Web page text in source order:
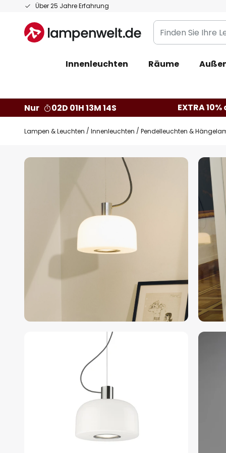
Über 25 Jahre Erfahrung
Zum
springen
Finden
Sie
Leuchte...
Innenleuchten Räume
Nur 02D 01H 13M 13S EXTRA
Lampen & Leuchten Innenleuchten Pendelleuchten &
Zum